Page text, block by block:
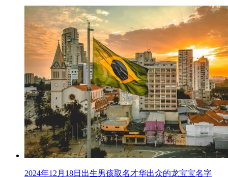
2024年12月18日出生男孩取名才华出众的龙宝宝名字